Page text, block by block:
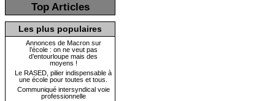
Top Articles
Les plus populaires
Annonces de Macron sur
l’école : on ne veut pas
d’entourloupe mais des
moyens !
Le RASED, pilier indispensable à
une école pour toutes et tous.
Communiqué intersyndical voie
professionnelle